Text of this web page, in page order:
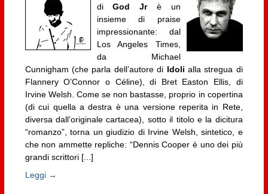
diGod Jr è un
insieme di praise
impressionante: dal
Los Angeles Times,
da Michael
Cunnigham (che parla dell’autore di Idoli alla stregua di
Flannery O’Connor o Céline), di Bret Easton Ellis, di
Irvine Welsh. Come se non bastasse, proprio in copertina
(di cui quella a destra è una versione reperita in Rete,
diversa dall’originale cartacea), sotto il titolo e la dicitura
“romanzo”, torna un giudizio di Irvine Welsh, sintetico, e
che non ammette repliche: “Dennis Cooper è uno dei più
grandi scrittori [...]
Leggi →